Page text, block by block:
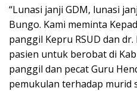
“Lunasi janji GDM, lunasi
Bungo. Kami meminta
panggil Kepru RSUD dan
pasien untuk berobat di
panggil dan pecat Guru
pemukulan terhadap murid